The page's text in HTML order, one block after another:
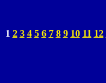
1 2 3 4 5 6 7 8 9 10 11 12